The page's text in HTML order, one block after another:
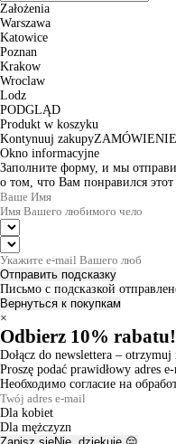
Założenia
Warszawa
Katowice
Poznan
Krakow
Wroclaw
Lodz
PODGLĄD
Produkt w koszyku
Kontynuuj zakupyZAMÓWIENIE
Okno informacyjne
Заполните форму, и мы
о том, что Вам понравился этот
Отправить подсказку
Письмо с подсказкой
Вернуться к покупкам
×
Odbierz 10% rabatu!
Dołącz do newslettera –
Proszę podać prawidłowy adres e-
Необходимо согласие на
Dla kobiet
Dla mężczyzn